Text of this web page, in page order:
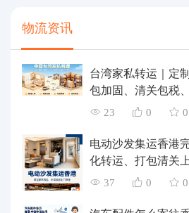
物流资讯
台湾家私转运｜定
包加固、清关包税
23 0 0
电动沙发集运香港
化转运、打包清关
37 0 0